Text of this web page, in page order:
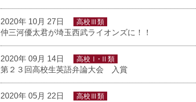
2020年 10月 27日 高校Ⅲ類
仲三河優太君が埼玉西武ライオンズに！！
2020年 09月 14日 高校Ⅰ･Ⅱ類
第２３回高校生英語弁論大会 入賞
2020年 05月 22日 高校Ⅲ類